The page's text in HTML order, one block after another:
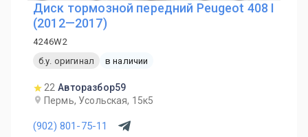
Диск тормозной передний Peugeot 408 I
(2012—2017)
4246W2
б.у. оригинал
в наличии
22 Авторазбор59
Пермь, Усольская, 15к5
(902) 801-75-11